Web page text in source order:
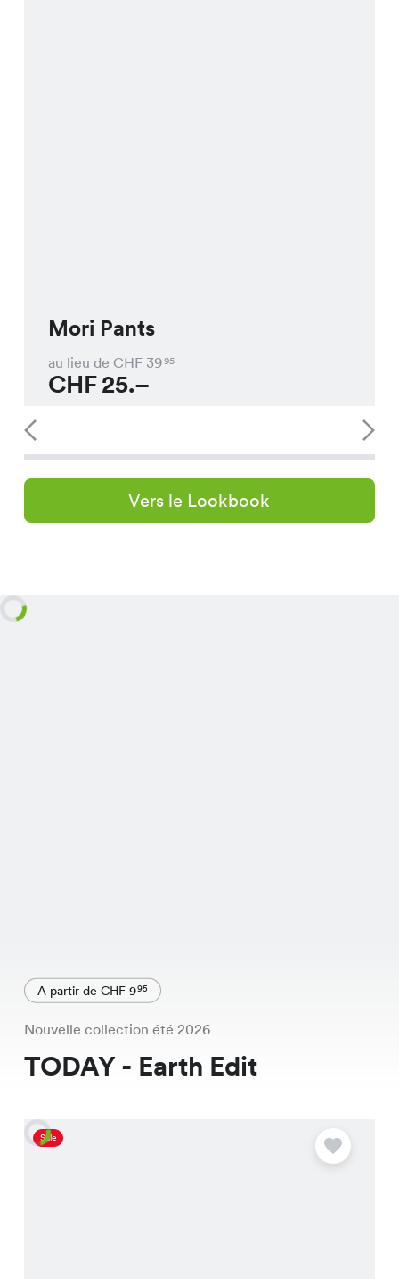
Mori Pants
au lieu de CHF 3995
CHF25.–
Vers le Lookbook
A partir de CHF 995
Nouvelle collection été 2026
TODAY - Earth Edit
Sale